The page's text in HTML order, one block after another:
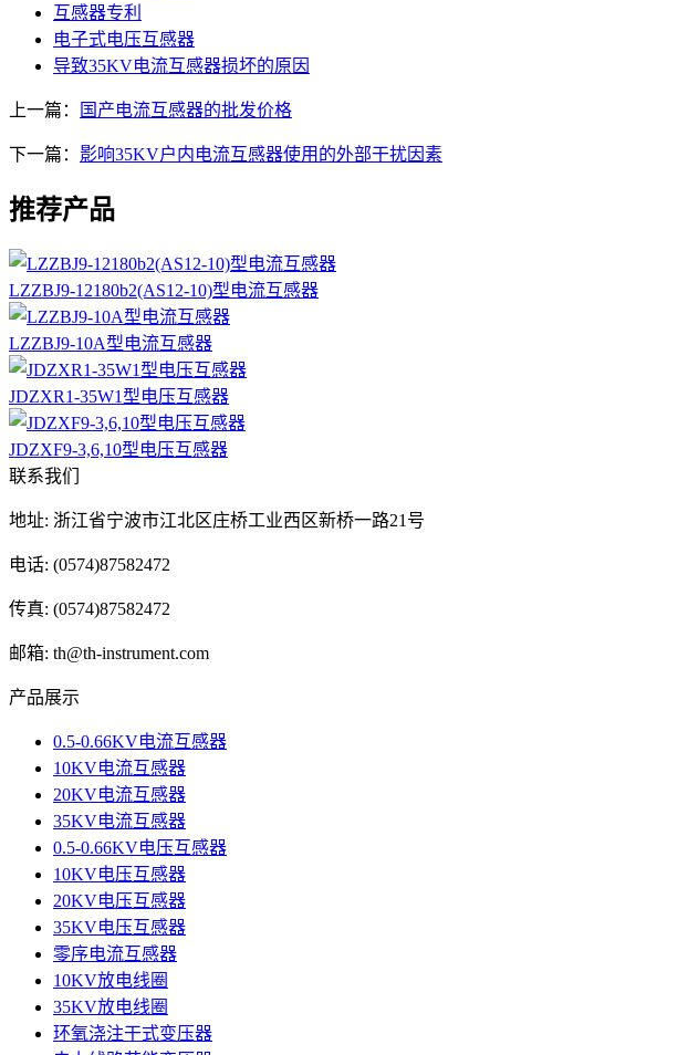
互感器专利
电子式电压互感器
导致35KV电流互感器损坏的原因
上一篇： 国产电流互感器的批发价格
下一篇： 影响35KV户内电流互感器使用的外部干扰因素
推荐产品
LZZBJ9-12180b2(AS12-10)型电流互感器
LZZBJ9-10A型电流互感器
JDZXR1-35W1型电压互感器
JDZXF9-3,6,10型电压互感器
联系我们
地址: 浙江省宁波市江北区庄桥工业西区新桥一路21号
电话: (0574)87582472
传真: (0574)87582472
邮箱: th@th-instrument.com
产品展示
0.5-0.66KV电流互感器
10KV电流互感器
20KV电流互感器
35KV电流互感器
0.5-0.66KV电压互感器
10KV电压互感器
20KV电压互感器
35KV电压互感器
零序电流互感器
10KV放电线圈
35KV放电线圈
环氧浇注干式变压器